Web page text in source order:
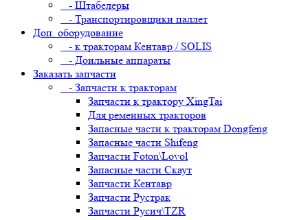
- Штабелеры
- Транспортировщики паллет
Доп. оборудование
- к тракторам Кентавр / SOLIS
- Доильные аппараты
Заказать запчасти
- Запчасти к тракторам
Запчасти к трактору XingTai
Для ременных тракторов
Запасные части к тракторам Dongfeng
Запасные части Shifeng
Запчасти Foton\Lovol
Запасные части Скаут
Запчасти Кентавр
Запчасти Рустрак
Запчасти Русич\TZR